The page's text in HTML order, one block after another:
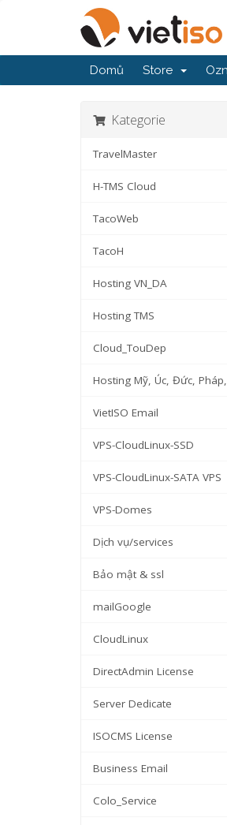
Domů Store
Kategorie
TravelMaster
H-TMS Cloud
TacoWeb
TacoH
Hosting VN_DA
Hosting TMS
Cloud_TouDep
Hosting Mỹ, Úc, Đức,
VietISO Email
VPS-CloudLinux-SSD
VPS-CloudLinux-SATA VPS
VPS-Domes
Dịch vụ/services
Bảo mật & ssl
mailGoogle
CloudLinux
DirectAdmin License
Server Dedicate
ISOCMS License
Business Email
Colo_Service